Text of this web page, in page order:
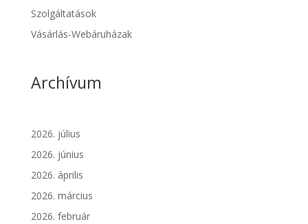
Szolgáltatások
Vásárlás-Webáruházak
Archívum
2026. július
2026. június
2026. április
2026. március
2026. február